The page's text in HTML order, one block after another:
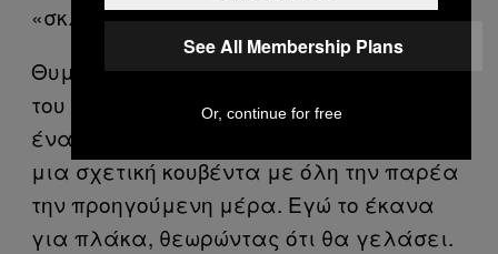
«σκληρός».
Θυμάμαι ότι είχα «ταγκάρει» το όνομά
του σε έναν τοίχο στο σχολείο, κάτω από
ένα σεξιστικό σύμβολο, επειδή είχαμε
μια σχετική κουβέντα με όλη την παρέα
την προηγούμενη μέρα. Εγώ το έκανα
για πλάκα, θεωρώντας ότι θα γελάσει.
See All Membership Plans
Or, continue for free